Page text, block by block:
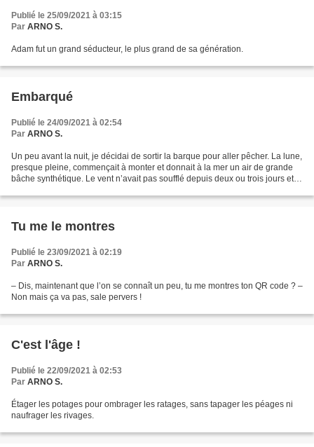
Publié le 25/09/2021 à 03:15
Par ARNO S.
Adam fut un grand séducteur, le plus grand de sa génération.
Embarqué
Publié le 24/09/2021 à 02:54
Par ARNO S.
Un peu avant la nuit, je décidai de sortir la barque pour aller pêcher. La lune,
presque pleine, commençait à monter et donnait à la mer un air de grande
bâche synthétique. Le vent n’avait pas soufflé depuis deux ou trois jours et
Tu me le montres
Publié le 23/09/2021 à 02:19
Par ARNO S.
– Dis, maintenant que l’on se connaît un peu, tu me montres ton QR code ? –
Non mais ça va pas, sale pervers !
C'est l'âge !
Publié le 22/09/2021 à 02:53
Par ARNO S.
Étager les potages pour ombrager les ratages, sans tapager les péages ni
naufrager les rivages.